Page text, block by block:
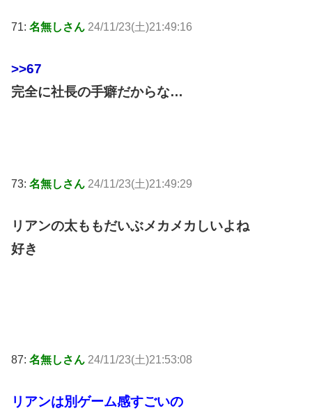
71: 名無しさん 24/11/23(土)21:49:16
>>67
完全に社長の手癖だからな…
73: 名無しさん 24/11/23(土)21:49:29
リアンの太ももだいぶメカメカしいよね
好き
87: 名無しさん 24/11/23(土)21:53:08
リアンは別ゲーム感すごいの